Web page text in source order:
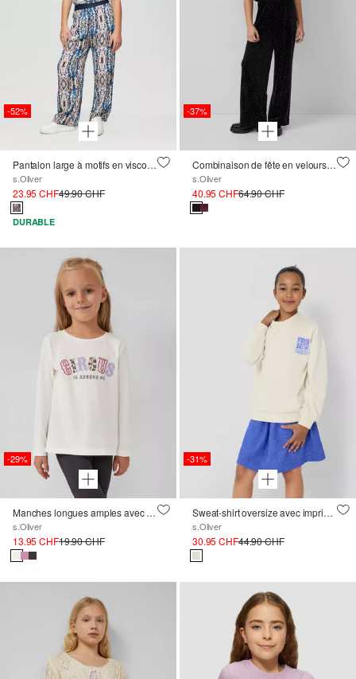
-52%
Pantalon large à motifs en viscose satinée
s.Oliver
23.95 CHF49.90 CHF
DURABLE
-37%
Combinaison de fête en velours avec des pierres brillantes
s.Oliver
40.95 CHF64.90 CHF
-29%
Manches longues amples avec impression sur le devant
s.Oliver
13.95 CHF19.90 CHF
-31%
Sweat-shirt oversize avec imprimé devant et dos
s.Oliver
30.95 CHF44.90 CHF